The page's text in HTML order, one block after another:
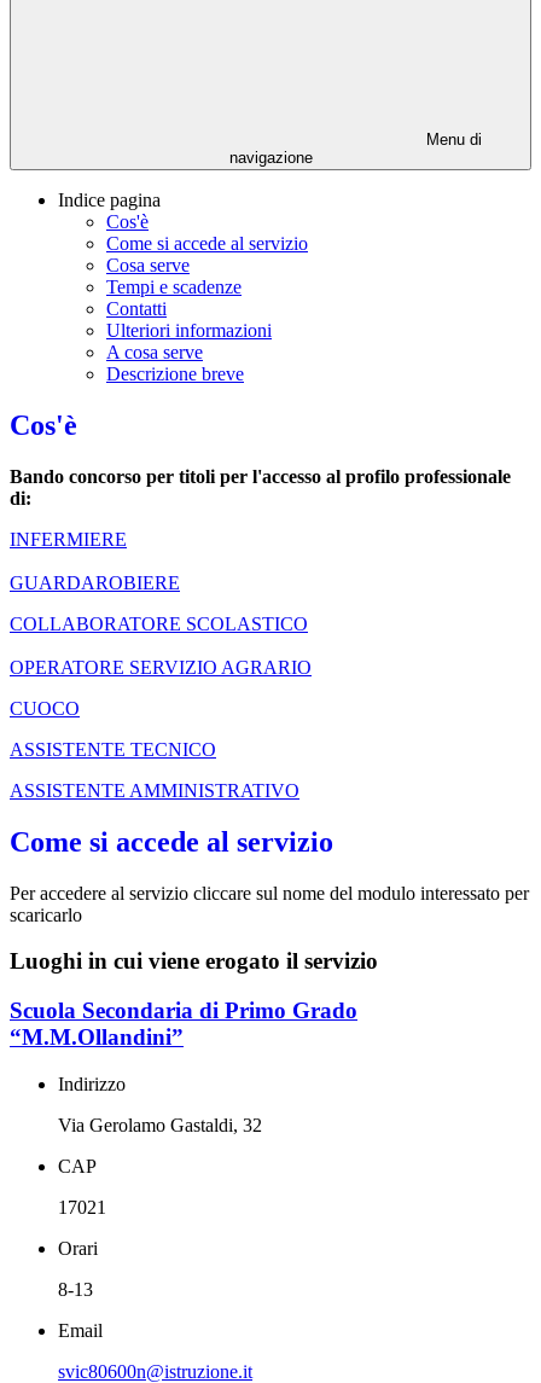
Menu di
navigazione
Indice pagina
Cos'è
Come si accede al servizio
Cosa serve
Tempi e scadenze
Contatti
Ulteriori informazioni
A cosa serve
Descrizione breve
Cos'è
Bando concorso per titoli per l'accesso al profilo professionale
di:
INFERMIERE
GUARDAROBIERE
COLLABORATORE SCOLASTICO
OPERATORE SERVIZIO AGRARIO
CUOCO
ASSISTENTE TECNICO
ASSISTENTE AMMINISTRATIVO
Come si accede al servizio
Per accedere al servizio cliccare sul nome del modulo interessato per
scaricarlo
Luoghi in cui viene erogato il servizio
Scuola Secondaria di Primo Grado
“M.M.Ollandini”
Indirizzo
Via Gerolamo Gastaldi, 32
CAP
17021
Orari
8-13
Email
svic80600n@istruzione.it